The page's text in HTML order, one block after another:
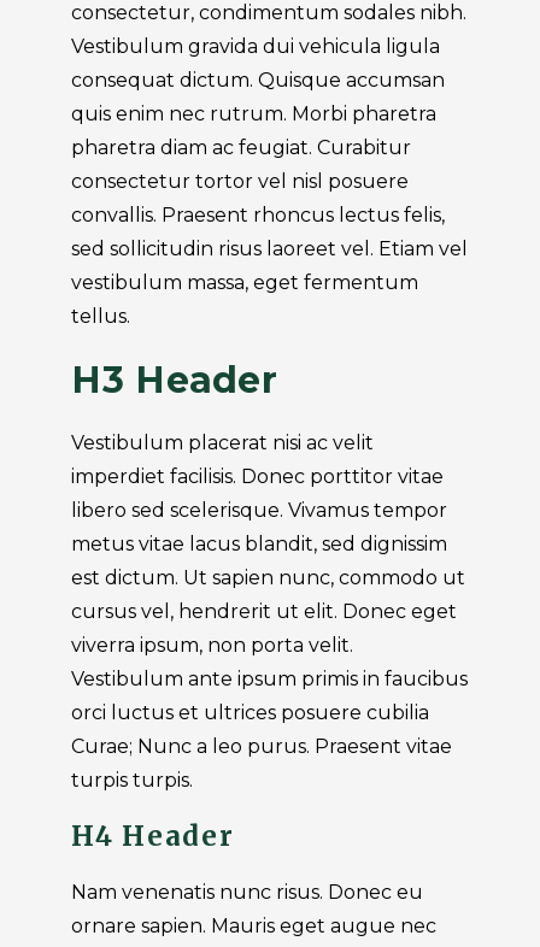
consectetur, condimentum sodales nibh.
Vestibulum gravida dui vehicula ligula
consequat dictum. Quisque accumsan
quis enim nec rutrum. Morbi pharetra
pharetra diam ac feugiat. Curabitur
consectetur tortor vel nisl posuere
convallis. Praesent rhoncus lectus felis,
sed sollicitudin risus laoreet vel. Etiam vel
vestibulum massa, eget fermentum
tellus.
H3 Header
Vestibulum placerat nisi ac velit
imperdiet facilisis. Donec porttitor vitae
libero sed scelerisque. Vivamus tempor
metus vitae lacus blandit, sed dignissim
est dictum. Ut sapien nunc, commodo ut
cursus vel, hendrerit ut elit. Donec eget
viverra ipsum, non porta velit.
Vestibulum ante ipsum primis in faucibus
orci luctus et ultrices posuere cubilia
Curae; Nunc a leo purus. Praesent vitae
turpis turpis.
H4 Header
Nam venenatis nunc risus. Donec eu
ornare sapien. Mauris eget augue nec